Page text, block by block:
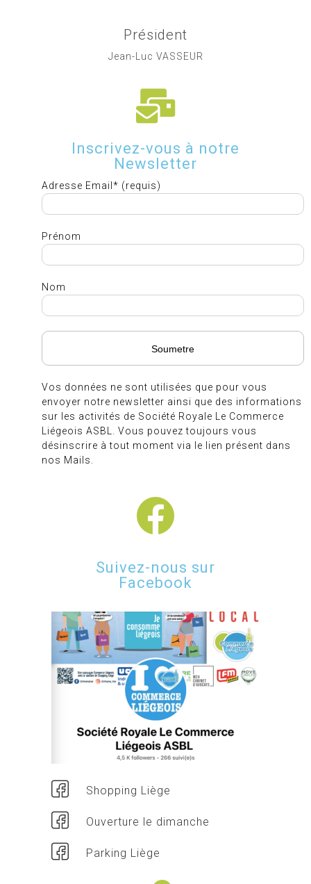
Président
Jean-Luc VASSEUR
Inscrivez-vous à notre
Newsletter
Adresse Email* (requis)
Prénom
Nom
Vos données ne sont utilisées que pour vous
envoyer notre newsletter ainsi que des informations
sur les activités de Société Royale Le Commerce
Liégeois ASBL. Vous pouvez toujours vous
désinscrire à tout moment via le lien présent dans
nos Mails.
Suivez-nous sur
Facebook
Shopping Liège
Ouverture le dimanche
Parking Liège